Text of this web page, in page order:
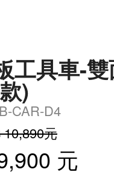
工具車-
)
CAR-D4
元
元